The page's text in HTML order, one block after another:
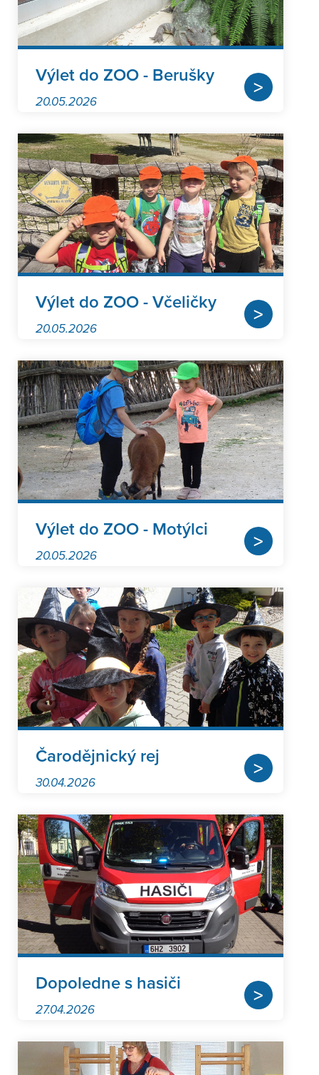
Výlet do ZOO - Berušky
20.05.2026
>
Výlet do ZOO - Včeličky
20.05.2026
>
Výlet do ZOO - Motýlci
20.05.2026
>
Čarodějnický rej
30.04.2026
>
Dopoledne s hasiči
27.04.2026
>